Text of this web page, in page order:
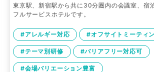
東京駅、新宿駅から共に30分圏内の会議室、宿
フルサービスホテルです。
#アレルギー対応 #オフサイトミーティ
#テーマ別研修 #バリアフリー対応可
#会場バリエーション豊富